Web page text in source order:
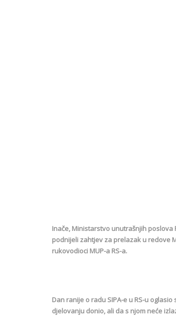
Inače, Ministarstvo unutrašnjih poslova
podnijeli zahtjev za prelazak u redove
rukovodioci MUP-a RS-a.
Dan ranije o radu SIPA-e u RS-u
djelovanju donio, ali da s njom neće